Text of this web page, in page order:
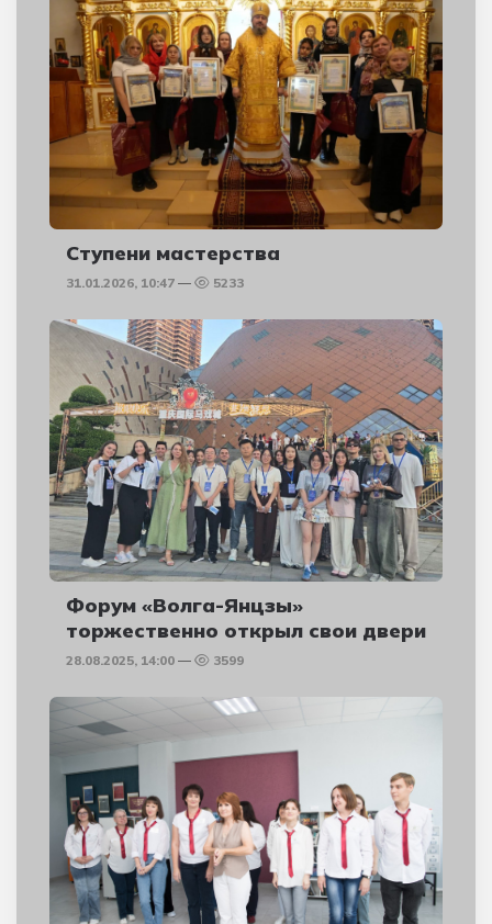
Ступени мастерства
31.01.2026, 10:47 5233
Форум «Волга-Янцзы»
торжественно открыл свои двери
28.08.2025, 14:00 3599